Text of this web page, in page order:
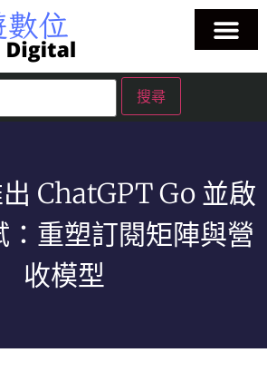
ChatGPT Go 並啟
：重塑訂閱矩陣與營
收模型